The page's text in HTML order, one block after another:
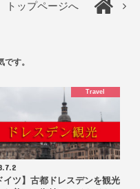
トップページへ
す。
Travel
イツ】古都ドレスデンを観光